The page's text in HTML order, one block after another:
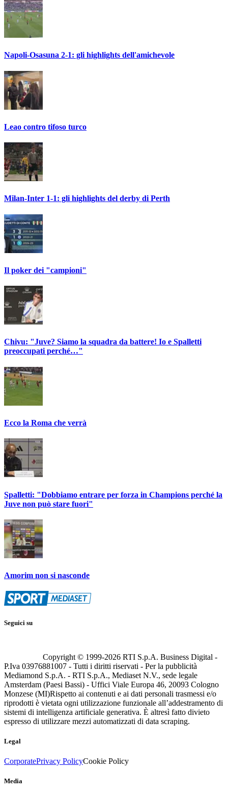
Napoli-Osasuna 2-1: gli highlights dell'amichevole
Leao contro tifoso turco
Milan-Inter 1-1: gli highlights del derby di Perth
Il poker dei "campioni"
Chivu: "Juve? Siamo la squadra da battere! Io e Spalletti
preoccupati perché…"
Ecco la Roma che verrà
Spalletti: "Dobbiamo entrare per forza in Champions perché la
Juve non può stare fuori"
Amorim non si nasconde
Seguici su
Copyright © 1999-2026 RTI S.p.A. Business Digital -
P.Iva 03976881007 - Tutti i diritti riservati - Per la pubblicità
Mediamond S.p.A. - RTI S.p.A., Mediaset N.V., sede legale
Amsterdam (Paesi Bassi) - Uffici Viale Europa 46, 20093 Cologno
Monzese (MI)Rispetto ai contenuti e ai dati personali trasmessi e/o
riprodotti è vietata ogni utilizzazione funzionale all’addestramento di
sistemi di intelligenza artificiale generativa. È altresì fatto divieto
espresso di utilizzare mezzi automatizzati di data scraping.
Legal
CorporatePrivacy PolicyCookie Policy
Media